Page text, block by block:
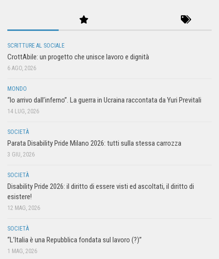
SCRITTURE AL SOCIALE
CrottAbile: un progetto che unisce lavoro e dignità
6 AGO, 2026
MONDO
“Io arrivo dall’inferno”. La guerra in Ucraina raccontata da Yuri Previtali
14 LUG, 2026
SOCIETÀ
Parata Disability Pride Milano 2026: tutti sulla stessa carrozza
3 GIU, 2026
SOCIETÀ
Disability Pride 2026: il diritto di essere visti ed ascoltati, il diritto di
esistere!
12 MAG, 2026
SOCIETÀ
“L’Italia è una Repubblica fondata sul lavoro (?)”
1 MAG, 2026